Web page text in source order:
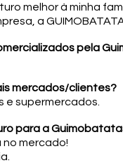
melhor à minha
a
pela
mercados/clientes?
e supermercados.
para a
no mercado!